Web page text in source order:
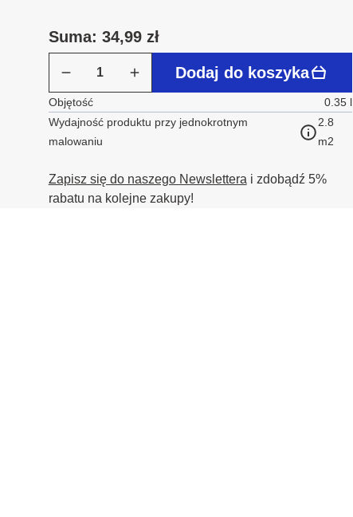
Suma: 34,99 zł
Dodaj do koszyka
Objętość
0.35 l
Wydajność produktu przy jednokrotnym
malowaniu
2.8
m2
Zapisz się do naszego Newslettera i zdobądź 5%
rabatu na kolejne zakupy!